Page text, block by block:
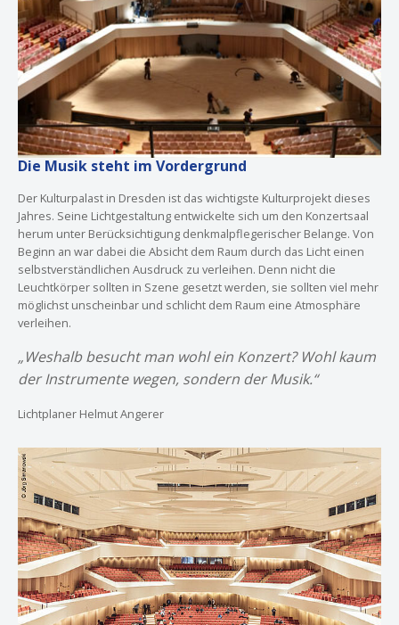
Die Musik steht im Vordergrund
Der Kulturpalast in Dresden ist das wichtigste Kulturprojekt dieses
Jahres. Seine Lichtgestaltung entwickelte sich um den Konzertsaal
herum unter Berücksichtigung denkmalpflegerischer Belange. Von
Beginn an war dabei die Absicht dem Raum durch das Licht einen
selbstverständlichen Ausdruck zu verleihen. Denn nicht die
Leuchtkörper sollten in Szene gesetzt werden, sie sollten viel mehr
möglichst unscheinbar und schlicht dem Raum eine Atmosphäre
verleihen.
„Weshalb besucht man wohl ein Konzert? Wohl kaum
der Instrumente wegen, sondern der Musik.“
Lichtplaner Helmut Angerer